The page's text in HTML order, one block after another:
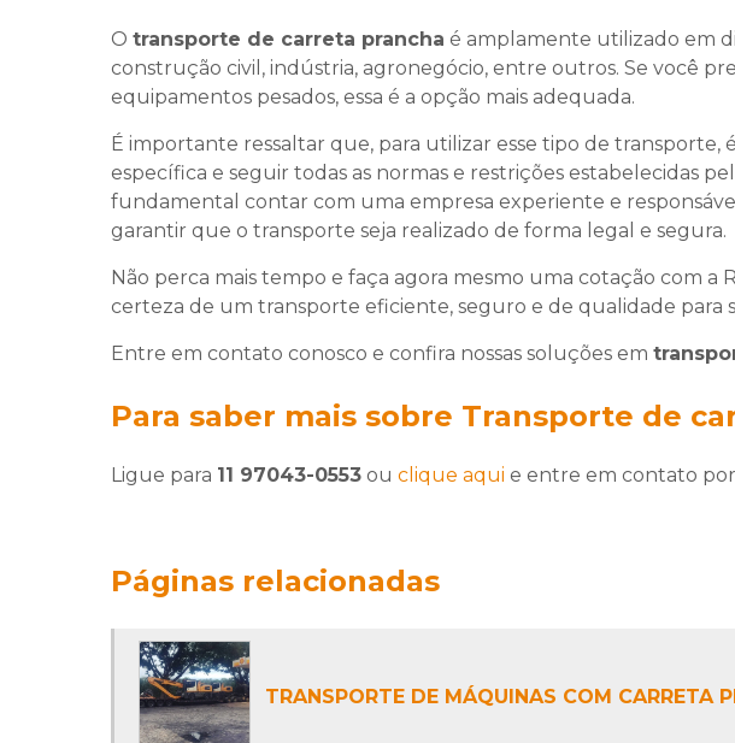
O transporte de carreta prancha é amplamente utilizado em
construção civil, indústria, agronegócio, entre outros. Se você
equipamentos pesados, essa é a opção mais adequada.
É importante ressaltar que, para utilizar esse tipo de transporte,
específica e seguir todas as normas e restrições estabelecidas
fundamental contar com uma empresa experiente e
garantir que o transporte seja realizado de forma legal e segura.
Não perca mais tempo e faça agora mesmo uma cotação com a
certeza de um transporte eficiente, seguro e de qualidade para
Entre em contato conosco e confira nossas soluções em
Para saber mais sobre Transporte de
Ligue para 11 97043-0553 ou clique aqui e entre em contato
Páginas relacionadas
TRANSPORTE DE MÁQUINAS COM CARRETA